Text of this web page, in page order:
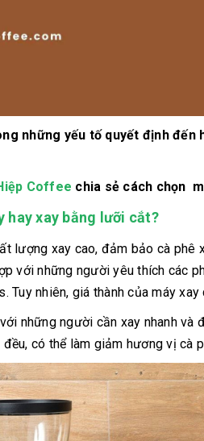
những yếu tố quyết định
Coffee chia sẻ cách chọn
hay xay bằng lưỡi cắt?
lượng xay cao, đảm bảo cà
với những người yêu thích các
Tuy nhiên, giá thành của máy
những người cần xay nhanh
có thể làm giảm hương vị cà